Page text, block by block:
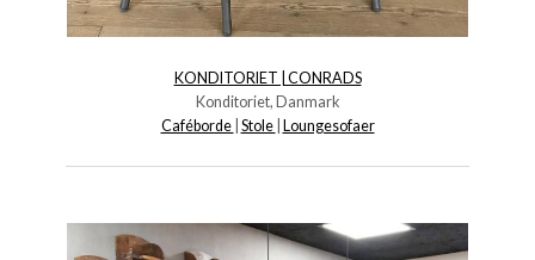
KONDITORIET | CONRADS
Konditoriet, Danmark
Caféborde Stole Loungesofaer